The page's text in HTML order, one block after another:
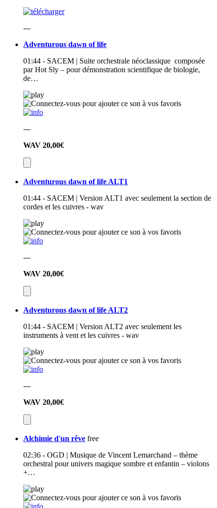
---
Adventurous dawn of life
01:44 - SACEM | Suite orchestrale néoclassique composée
par Hot Sly – pour démonstration scientifique de biologie,
de…
---
WAV 20,00€
Adventurous dawn of life ALT1
01:44 - SACEM | Version ALT1 avec seulement la section de
cordes et les cuivres - wav
---
WAV 20,00€
Adventurous dawn of life ALT2
01:44 - SACEM | Version ALT2 avec seulement les
instruments à vent et les cuivres - wav
---
WAV 20,00€
Alchimie d'un rêve free
02:36 - OGD | Musique de Vincent Lemarchand – thème
orchestral pour univers magique sombre et enfantin – violons
+…